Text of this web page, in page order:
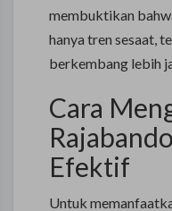
membuktikan
hanya tren sesaat,
berkembang lebih
Cara
Efektif
Untuk